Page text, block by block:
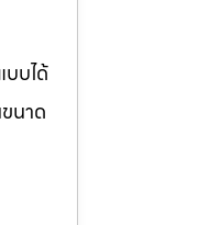
บได้
นาด